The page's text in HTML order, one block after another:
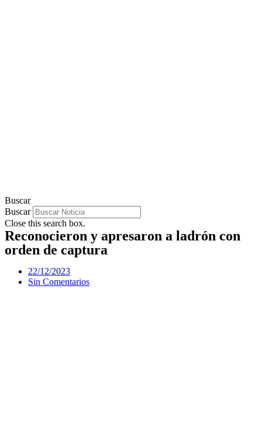
Buscar
Buscar
Close this search box.
Reconocieron y apresaron a ladrón con
orden de captura
22/12/2023
Sin Comentarios